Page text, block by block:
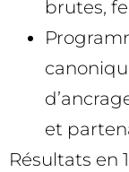
brutes,
et
Résultats en